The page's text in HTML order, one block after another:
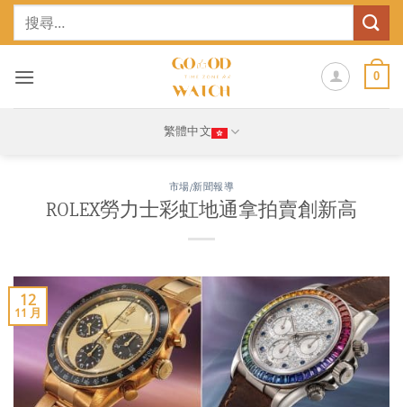
Skip
鍵
0
繁體中文
市場/新聞報導
ROLEX勞力士彩虹地通拿拍賣創新高
12
11 月